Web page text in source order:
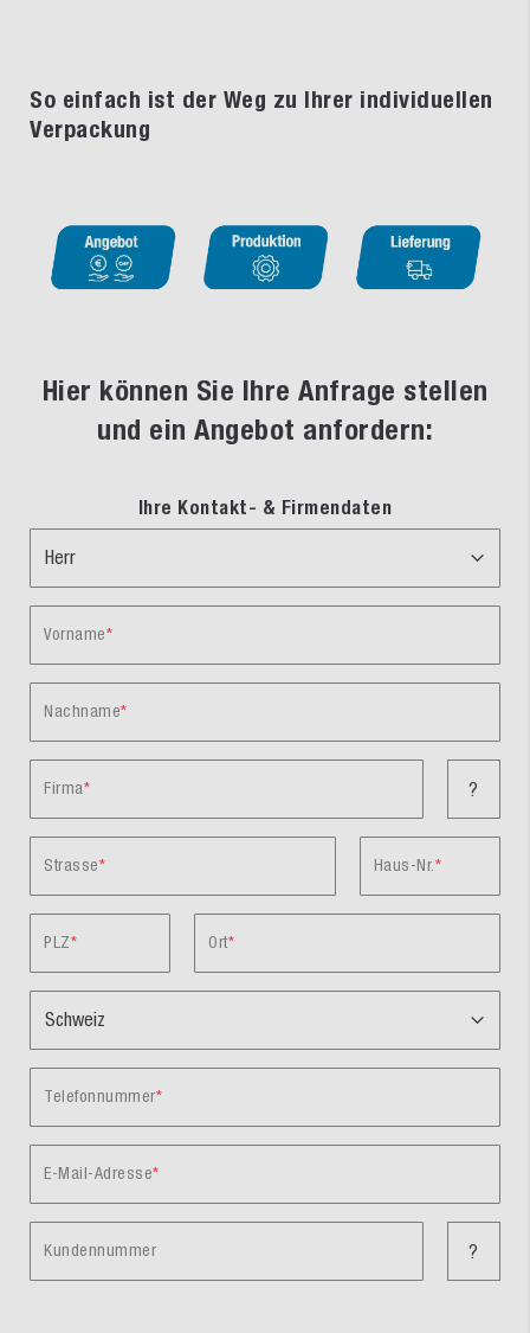
So einfach ist der Weg zu Ihrer individuellen
Verpackung
Hier können Sie Ihre Anfrage stellen
und ein Angebot anfordern:
Ihre Kontakt- & Firmendaten
Vorname
Nachname
Firma ?
Strasse Haus-Nr.
PLZ Ort
Telefonnummer
E-Mail-Adresse
Kundennummer ?